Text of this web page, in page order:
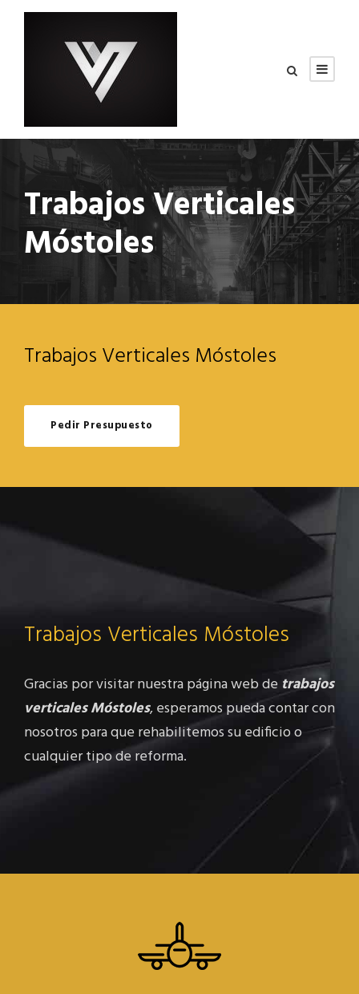
Trabajos Verticales
Móstoles
Trabajos Verticales Móstoles
Pedir Presupuesto
Trabajos Verticales Móstoles
Gracias por visitar nuestra página web de trabajos
verticales Móstoles, esperamos pueda contar con
nosotros para que rehabilitemos su edificio o
cualquier tipo de reforma.